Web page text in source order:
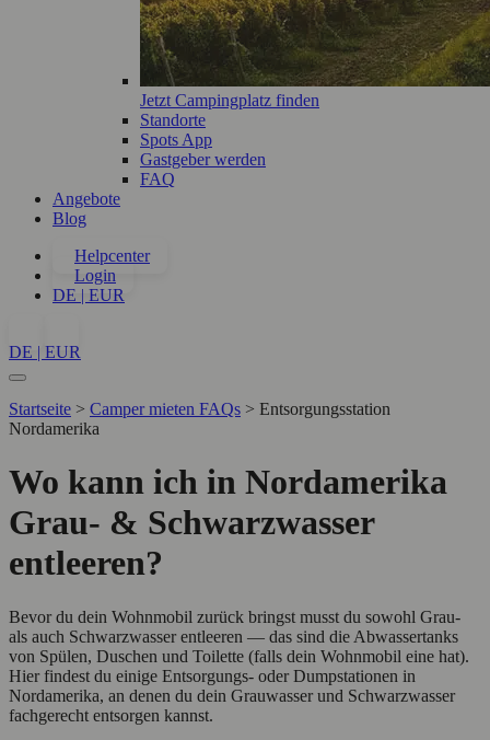
Jetzt Campingplatz finden
Standorte
Spots App
Gastgeber werden
FAQ
Angebote
Blog
Helpcenter
Login
DE | EUR
DE | EUR
Startseite > Camper mieten FAQs > Entsorgungsstation
Nordamerika
Wo kann ich in Nordamerika
Grau- & Schwarzwasser
entleeren?
Bevor du dein Wohnmobil zurück bringst musst du sowohl Grau-
als auch Schwarzwasser entleeren — das sind die Abwassertanks
von Spülen, Duschen und Toilette (falls dein Wohnmobil eine hat).
Hier findest du einige Entsorgungs- oder Dumpstationen in
Nordamerika, an denen du dein Grauwasser und Schwarzwasser
fachgerecht entsorgen kannst.